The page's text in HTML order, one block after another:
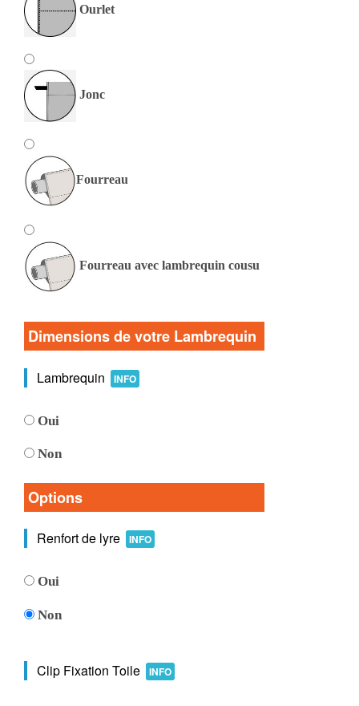
Ourlet
Jonc
Fourreau
Fourreau avec lambrequin cousu
Dimensions de votre Lambrequin
Lambrequin INFO
Oui
Non
Options
Renfort de lyre INFO
Oui
Non
Clip Fixation Toile INFO